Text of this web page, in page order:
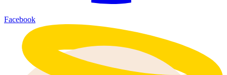
Facebook